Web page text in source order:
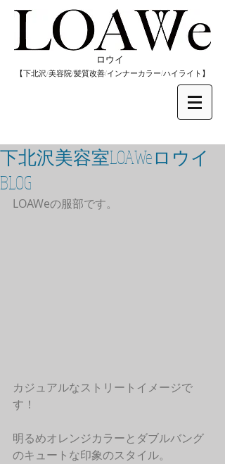
​ロウイ
​【下北沢/美容院/髪質改善/インナーカラー/​ハイライト】
下北沢美容室LOAWeロウイ
BLOG
LOAWeの服部です。
カジュアルなストリートイメージで
す！
明るめオレンジカラーとダブルバング
のキュートな印象のスタイル。